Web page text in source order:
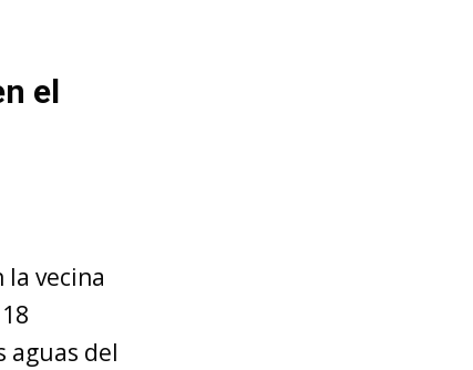
el
la vecina
aguas del